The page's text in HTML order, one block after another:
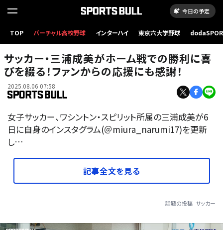
今日の予定
TOP バーチャル高校野球 インターハイ 東京六大学野球
サッカー・三浦成美がホーム戦での勝利に喜
びを綴る！ファンからの応援にも感謝！
2025.08.06 07:58
女子サッカー、ワシントン・スピリット所属の三浦成美が6
日に自身のインスタグラム(＠miura_narumi17)を更新
し…
記事全文を見る
話題の投稿 サッカー